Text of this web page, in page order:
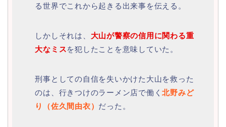
る世界でこれから起きる出来事を伝える。
しかしそれは、 大山が警察の信用に関わる重
大なミスを犯したことを意味していた。
刑事としての自信を失いかけた大山を救った
のは、行きつけのラーメン店で働く北野みど
り（佐久間由衣） だった。